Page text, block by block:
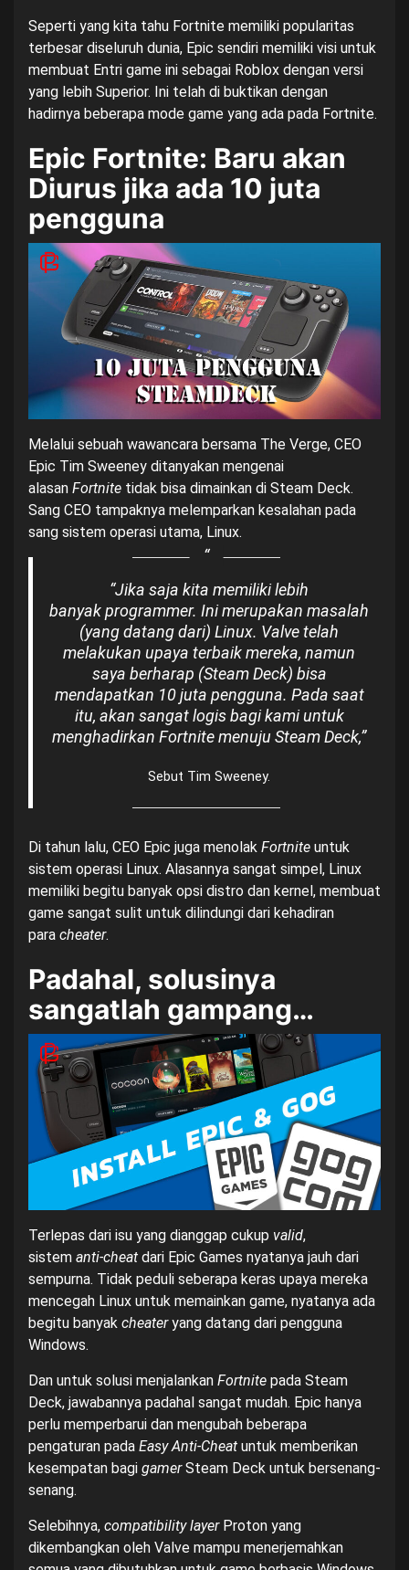
Seperti yang kita tahu Fortnite memiliki popularitas
terbesar diseluruh dunia, Epic sendiri memiliki visi untuk
membuat Entri game ini sebagai Roblox dengan versi
yang lebih Superior. Ini telah di buktikan dengan
hadirnya beberapa mode game yang ada pada Fortnite.
Epic Fortnite: Baru akan
Diurus jika ada 10 juta
pengguna
Melalui sebuah wawancara bersama The Verge, CEO
Epic Tim Sweeney ditanyakan mengenai
alasan Fortnite tidak bisa dimainkan di Steam Deck.
Sang CEO tampaknya melemparkan kesalahan pada
sang sistem operasi utama, Linux.
“Jika saja kita memiliki lebih
banyakprogrammer. Ini merupakan masalah
(yang datang dari) Linux. Valve telah
melakukan upaya terbaik mereka, namun
saya berharap (Steam Deck) bisa
mendapatkan 10 juta pengguna. Pada saat
itu, akan sangat logis bagi kami untuk
menghadirkan Fortnitemenuju Steam Deck,”
Sebut Tim Sweeney.
Di tahun lalu, CEO Epic juga menolak Fortnite untuk
sistem operasi Linux. Alasannya sangat simpel, Linux
memiliki begitu banyak opsi distro dan kernel, membuat
game sangat sulit untuk dilindungi dari kehadiran
para cheater.
Padahal, solusinya
sangatlah gampang…
Terlepas dari isu yang dianggap cukup valid,
sistem anti-cheat dari Epic Games nyatanya jauh dari
sempurna. Tidak peduli seberapa keras upaya mereka
mencegah Linux untuk memainkan game, nyatanya ada
begitu banyak cheateryang datang dari pengguna
Windows.
Dan untuk solusi menjalankan Fortnite pada Steam
Deck, jawabannya padahal sangat mudah. Epic hanya
perlu memperbarui dan mengubah beberapa
pengaturan pada Easy Anti-Cheat untuk memberikan
kesempatan bagi gamerSteam Deck untuk bersenang-
senang.
Selebihnya, compatibility layerProton yang
dikembangkan oleh Valve mampu menerjemahkan